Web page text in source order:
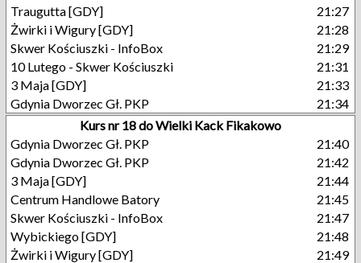
Traugutta [GDY]
21:27
Żwirki i Wigury [GDY]
21:28
Skwer Kościuszki - InfoBox
21:29
10 Lutego - Skwer Kościuszki
21:31
3 Maja [GDY]
21:33
Gdynia Dworzec Gł. PKP
21:34
Kurs nr 18 do Wielki Kack Fikakowo
Gdynia Dworzec Gł. PKP
21:40
Gdynia Dworzec Gł. PKP
21:42
3 Maja [GDY]
21:44
Centrum Handlowe Batory
21:45
Skwer Kościuszki - InfoBox
21:47
Wybickiego [GDY]
21:48
Żwirki i Wigury [GDY]
21:49